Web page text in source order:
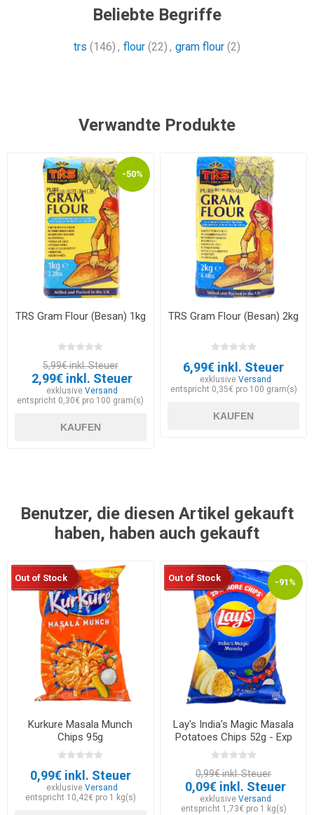
Beliebte Begriffe
trs (146) , flour (22) , gram flour (2)
Verwandte Produkte
-50%
TRS Gram Flour (Besan) 1kg
5,99€ inkl. Steuer
2,99€ inkl. Steuer
exklusiveVersand
entspricht 0,30€ pro 100 gram(s)
KAUFEN
TRS Gram Flour (Besan) 2kg
6,99€ inkl. Steuer
exklusive Versand
entspricht 0,35€ pro 100 gram(s)
KAUFEN
Benutzer, die diesen Artikel gekauft
haben, haben auch gekauft
Out of Stock
Kurkure Masala Munch
Chips 95g
0,99€ inkl. Steuer
exklusiveVersand
entspricht 10,42€ pro 1 kg(s)
-91%
Out of Stock
Lay's India's Magic Masala
Potatoes Chips 52g - Exp
30.05.2026
0,99€ inkl. Steuer
0,09€ inkl. Steuer
exklusive Versand
entspricht 1,73€ pro 1 kg(s)